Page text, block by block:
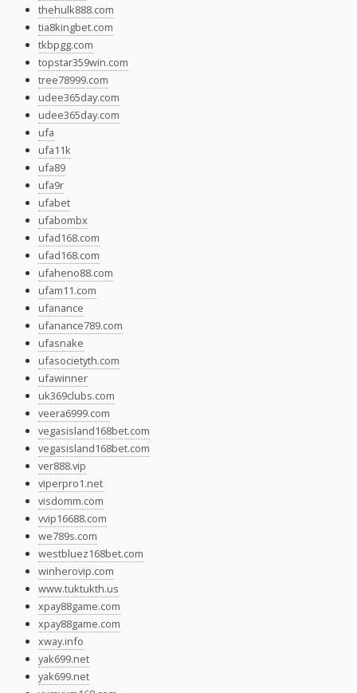
thehulk888.com
tia8kingbet.com
tkbpgg.com
topstar359win.com
tree78999.com
udee365day.com
udee365day.com
ufa
ufa11k
ufa89
ufa9r
ufabet
ufabombx
ufad168.com
ufad168.com
ufaheno88.com
ufam11.com
ufanance
ufanance789.com
ufasnake
ufasocietyth.com
ufawinner
uk369clubs.com
veera6999.com
vegasisland168bet.com
vegasisland168bet.com
ver888.vip
viperpro1.net
visdomm.com
vvip16688.com
we789s.com
westbluez168bet.com
winherovip.com
www.tuktukth.us
xpay88game.com
xpay88game.com
xway.info
yak699.net
yak699.net